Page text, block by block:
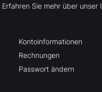
Erfahren Sie mehr über unser
Kontoinformationen
Rechnungen
Passwort ändern